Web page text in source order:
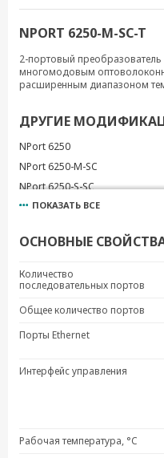
NPORT 6250-M-SC-T
2-портовый преобразователь
многомодовым
расширенным диапазоном
ДРУГИЕ
NPort 6250
NPort 6250-M-SC
NPort 6250-S-SC
NPort 6250-S-SC-T
ПОКАЗАТЬ ВСЕ
ОСНОВНЫЕ
Количество
последовательных портов
Общее количество портов
Порты Ethernet
Интерфейс управления
Рабочая температура, °C